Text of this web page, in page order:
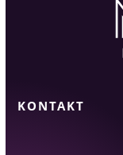
KONTAKT